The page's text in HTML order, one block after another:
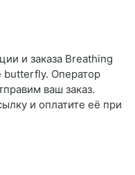
и заказа Breathing
Оператор
ваш заказ.
и оплатите её при